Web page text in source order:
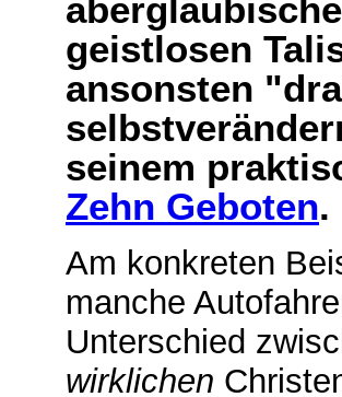
geistlosen
ansonsten
seinem
Zehn Geboten.
Am konkreten
manche
Unterschied
wirklichen